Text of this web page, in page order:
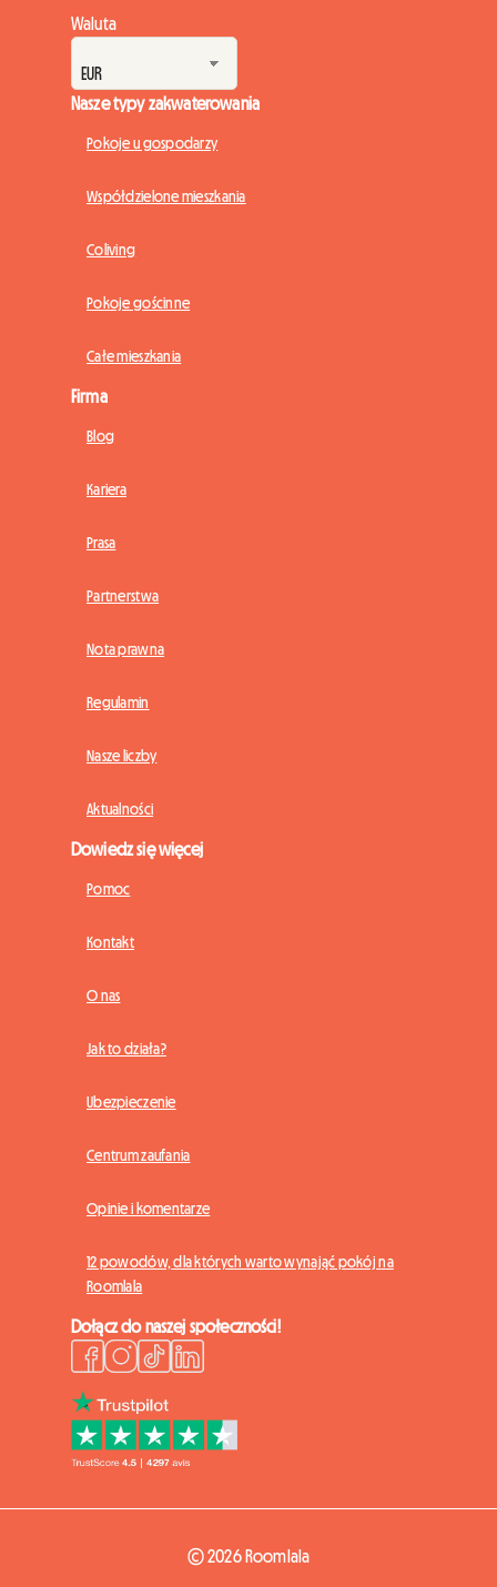
Waluta
Nasze typy zakwaterowania
Pokoje u gospodarzy
Współdzielone mieszkania
Coliving
Pokoje gościnne
Całe mieszkania
Firma
Blog
Kariera
Prasa
Partnerstwa
Nota prawna
Regulamin
Nasze liczby
Aktualności
Dowiedz się więcej
Pomoc
Kontakt
O nas
Jak to działa?
Ubezpieczenie
Centrum zaufania
Opinie i komentarze
12 powodów, dla których warto wynająć pokój na
Roomlala
Dołącz do naszej społeczności!
© 2026 Roomlala